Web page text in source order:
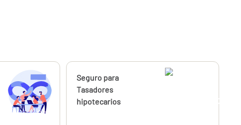
Calcúlalo ahora
Seguro para
Tasadores
hipotecarios
€